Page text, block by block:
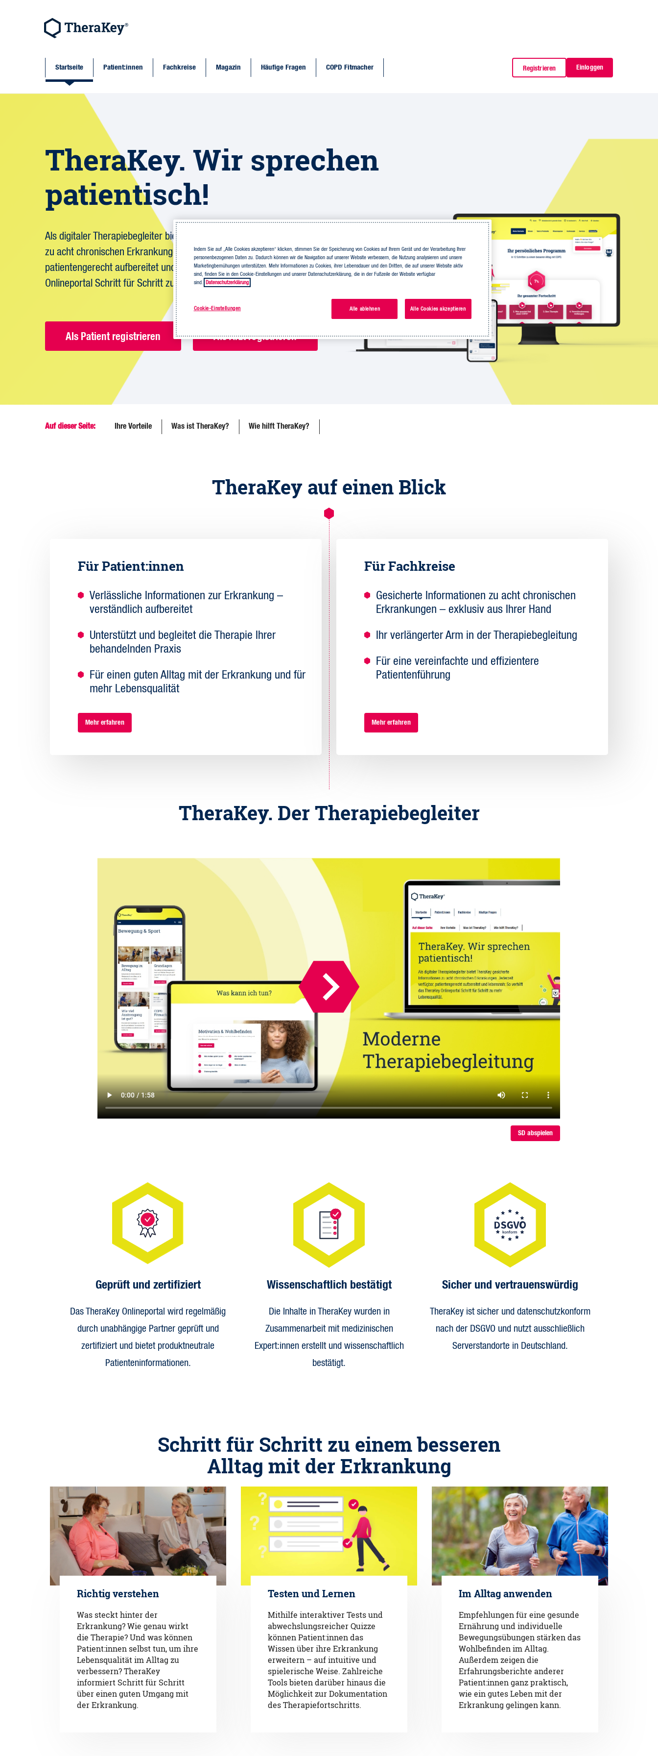
Startseite Patient:innen Fachkreise Magazin Häufige Fragen COPD Fitmacher Registrieren Einloggen
TheraKey. Wir sprechen
patientisch!
Als digitaler Therapiebegleiter bietet TheraKey gesicherte Informationen
zu acht chronischen Erkrankungen. Jederzeit verfügbar,
patientengerecht aufbereitet und lebensnah: So verhilft das TheraKey
Onlineportal Schritt für Schritt zu mehr Lebensqualität.
Als Patient registrieren Als Arzt registrieren
Auf dieser Seite: Ihre Vorteile Was ist TheraKey? Wie hilft TheraKey?
TheraKey auf einen Blick
Für Patient:innen
Verlässliche Informationen zur Erkrankung –
verständlich aufbereitet
Unterstützt und begleitet die Therapie Ihrer
behandelnden Praxis
Für einen guten Alltag mit der Erkrankung und für
mehr Lebensqualität
Mehr erfahren
Für Fachkreise
Gesicherte Informationen zu acht chronischen
Erkrankungen – exklusiv aus Ihrer Hand
Ihr verlängerter Arm in der Therapiebegleitung
Für eine vereinfachte und effizientere
Patientenführung
Mehr erfahren
TheraKey. Der Therapiebegleiter
SD abspielen
Geprüft und zertifiziert
Das TheraKey Onlineportal wird regelmäßig
durch unabhängige Partner geprüft und
zertifiziert und bietet produktneutrale
Patienteninformationen.
Wissenschaftlich bestätigt
Die Inhalte in TheraKey wurden in
Zusammenarbeit mit medizinischen
Expert:innen erstellt und wissenschaftlich
bestätigt.
Sicher und vertrauenswürdig
TheraKey ist sicher und datenschutzkonform
nach der DSGVO und nutzt ausschließlich
Serverstandorte in Deutschland.
Schritt für Schritt zu einem besseren
Alltag mit der Erkrankung
Richtig verstehen
Was steckt hinter der
Erkrankung? Wie genau wirkt
die Therapie? Und was können
Patient:innen selbst tun, um ihre
Lebensqualität im Alltag zu
verbessern? TheraKey
informiert Schritt für Schritt
über einen guten Umgang mit
der Erkrankung.
Testen und Lernen
Mithilfe interaktiver Tests und
abwechslungsreicher Quizze
können Patient:innen das
Wissen über ihre Erkrankung
erweitern – auf intuitive und
spielerische Weise. Zahlreiche
Tools bieten darüber hinaus die
Möglichkeit zur Dokumentation
des Therapiefortschritts.
Im Alltag anwenden
Empfehlungen für eine gesunde
Ernährung und individuelle
Bewegungsübungen stärken das
Wohlbefinden im Alltag.
Außerdem zeigen die
Erfahrungsberichte anderer
Patient:innen ganz praktisch,
wie ein gutes Leben mit der
Erkrankung gelingen kann.
Indem Sie auf „Alle Cookies akzeptieren“ klicken, stimmen Sie der Speicherung von Cookies auf Ihrem Gerät und der Verarbeitung Ihrer
personenbezogenen Daten zu. Dadurch können wir die Navigation auf unserer Website verbessern, die Nutzung analysieren und unsere
Marketingbemühungen unterstützen. Mehr Informationen zu Cookies, ihrer Lebensdauer und den Dritten, die auf unserer Website aktiv
sind, finden Sie in den Cookie-Einstellungen und unserer Datenschutzerklärung, die in der Fußzeile der Website verfügbar
sind.
Datenschutzerklärung
Cookie-Einstellungen Alle ablehnen Alle Cookies akzeptieren